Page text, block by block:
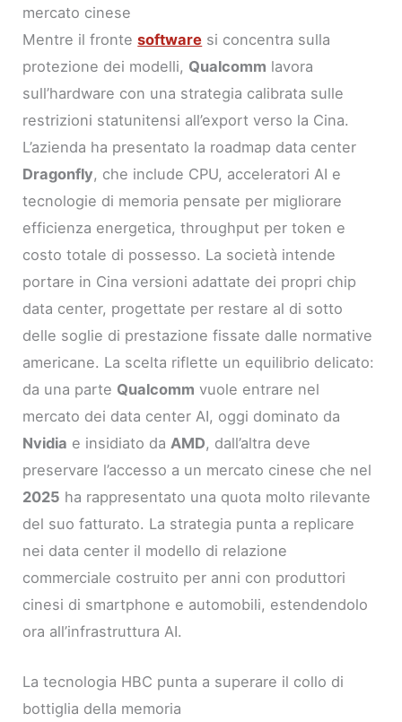
mercato cinese
Mentre il frontesoftware si concentra sulla
protezione dei modelli, Qualcomm lavora
sull’hardware con una strategia calibrata sulle
restrizioni statunitensi all’export verso la Cina.
L’azienda ha presentato la roadmap data center
Dragonfly, che include CPU, acceleratori AI e
tecnologie di memoria pensate per migliorare
efficienza energetica, throughput per token e
costo totale di possesso. La società intende
portare in Cina versioni adattate dei propri chip
data center, progettate per restare al di sotto
delle soglie di prestazione fissate dalle normative
americane. La scelta riflette un equilibrio delicato:
da una parte Qualcomm vuole entrare nel
mercato dei data center AI, oggi dominato da
Nvidia e insidiato daAMD, dall’altra deve
preservare l’accesso a un mercato cinese che nel
2025 ha rappresentato una quota molto rilevante
del suo fatturato. La strategia punta a replicare
nei data center il modello di relazione
commerciale costruito per anni con produttori
cinesi di smartphone e automobili, estendendolo
ora all’infrastruttura AI.
La tecnologia HBC punta a superare il collo di
bottiglia della memoria